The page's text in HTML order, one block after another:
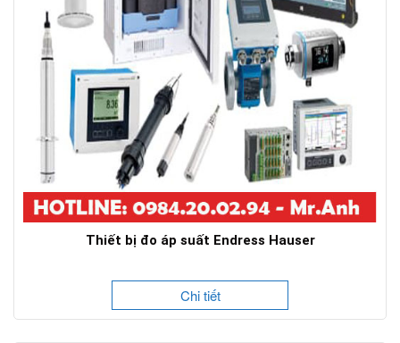
Thiết bị đo áp suất Endress Hauser
Chi tiết